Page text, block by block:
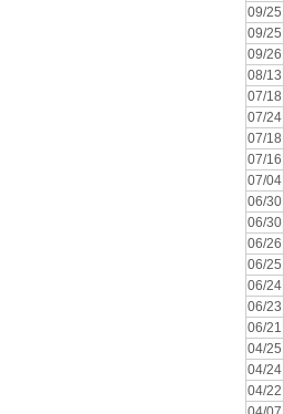
09/25
09/25
09/26
08/13
07/18
07/24
07/18
07/16
07/04
06/30
06/30
06/26
06/25
06/24
06/23
06/21
04/25
04/24
04/22